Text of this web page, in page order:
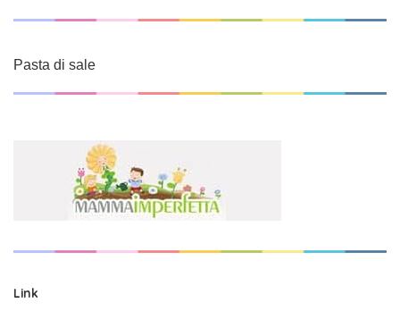
Pasta di sale
Link